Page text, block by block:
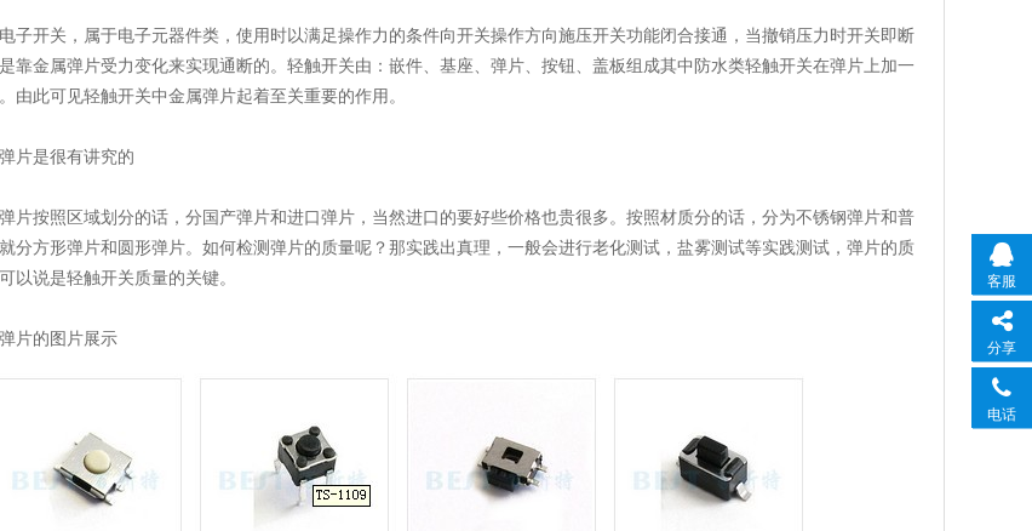
子开关，属于电子元器件类，使用时以满足操作力的条件向开关操作方向施压开关功能闭合接通，当撤销压力时开关即断
靠金属弹片受力变化来实现通断的。轻触开关由：嵌件、基座、弹片、按钮、盖板组成其中防水类轻触开关在弹片上加一
由此可见轻触开关中金属弹片起着至关重要的作用。
片是很有讲究的
片按照区域划分的话，分国产弹片和进口弹片，当然进口的要好些价格也贵很多。按照材质分的话，分为不锈钢弹片和普
分方形弹片和圆形弹片。如何检测弹片的质量呢？那实践出真理，一般会进行老化测试，盐雾测试等实践测试，弹片的质
以说是轻触开关质量的关键。
片的图片展示
客服
分享
电话